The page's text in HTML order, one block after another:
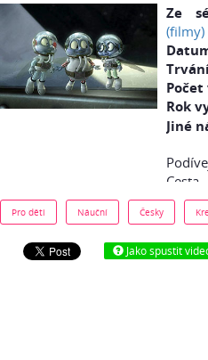
Ze
(filmy)
Rok
Jiné
česky
malí
snílek
Pro děti Náuční Česky
Jako spustit